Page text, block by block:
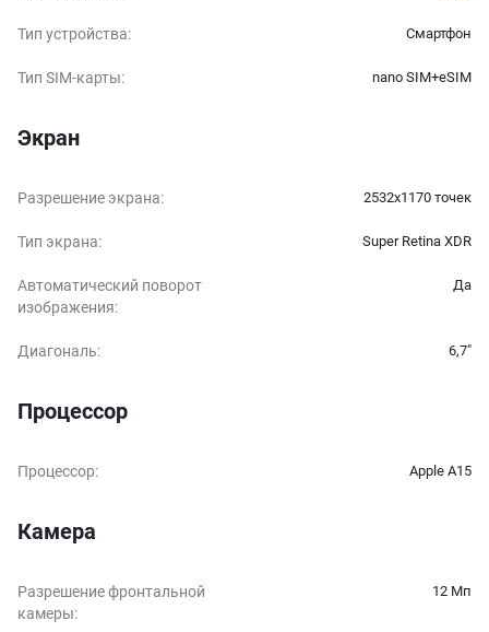
Тип устройства: Смартфон
Тип SIM-карты: nano SIM+eSIM
Экран
Разрешение экрана: 2532x1170 точек
Тип экрана: Super Retina XDR
Автоматический поворот
изображения:
Да
Диагональ: 6,7″
Процессор
Процессор: Apple A15
Камера
Разрешение фронтальной
камеры:
12 Мп